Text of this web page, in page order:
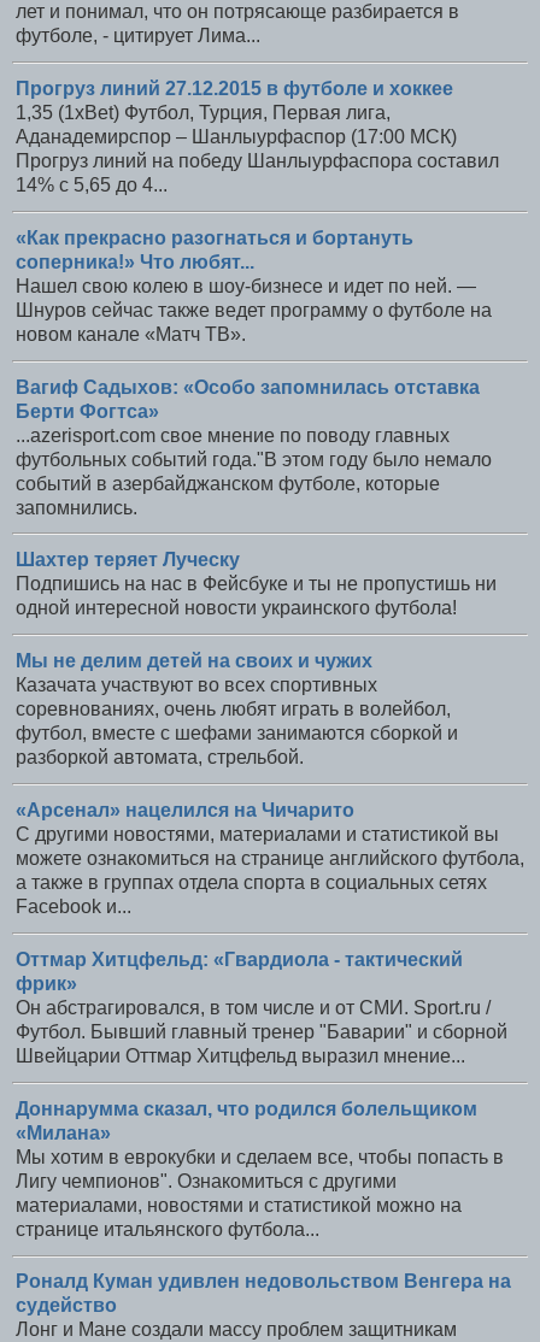
лет и понимал, что он потрясающе разбирается в
футболе, - цитирует Лима...
Прогруз линий 27.12.2015 в футболе и хоккее
1,35 (1xBet) Футбол, Турция, Первая лига,
Аданадемирспор – Шанлыурфаспор (17:00 МСК)
Прогруз линий на победу Шанлыурфаспора составил
14% с 5,65 до 4...
«Как прекрасно разогнаться и бортануть
соперника!» Что любят...
Нашел свою колею в шоу-бизнесе и идет по ней. —
Шнуров сейчас также ведет программу о футболе на
новом канале «Матч ТВ».
Вагиф Садыхов: «Особо запомнилась отставка
Берти Фогтса»
...azerisport.com свое мнение по поводу главных
футбольных событий года."В этом году было немало
событий в азербайджанском футболе, которые
запомнились.
Шахтер теряет Луческу
Подпишись на нас в Фейсбуке и ты не пропустишь ни
одной интересной новости украинского футбола!
Мы не делим детей на своих и чужих
Казачата участвуют во всех спортивных
соревнованиях, очень любят играть в волейбол,
футбол, вместе с шефами занимаются сборкой и
разборкой автомата, стрельбой.
«Арсенал» нацелился на Чичарито
С другими новостями, материалами и статистикой вы
можете ознакомиться на странице английского футбола,
а также в группах отдела спорта в социальных сетях
Facebook и...
Оттмар Хитцфельд: «Гвардиола - тактический
фрик»
Он абстрагировался, в том числе и от СМИ. Sport.ru /
Футбол. Бывший главный тренер "Баварии" и сборной
Швейцарии Оттмар Хитцфельд выразил мнение...
Доннарумма сказал, что родился болельщиком
«Милана»
Мы хотим в еврокубки и сделаем все, чтобы попасть в
Лигу чемпионов". Ознакомиться с другими
материалами, новостями и статистикой можно на
странице итальянского футбола...
Роналд Куман удивлен недовольством Венгера на
судейство
Лонг и Мане создали массу проблем защитникам